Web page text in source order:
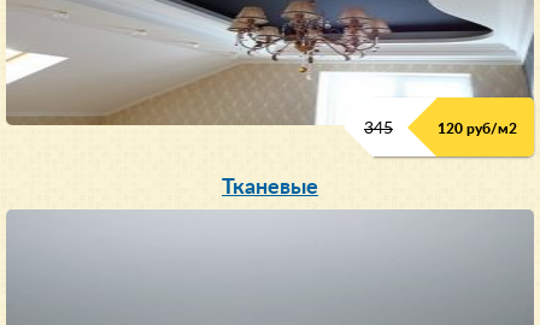
345 120 руб/м2
Тканевые